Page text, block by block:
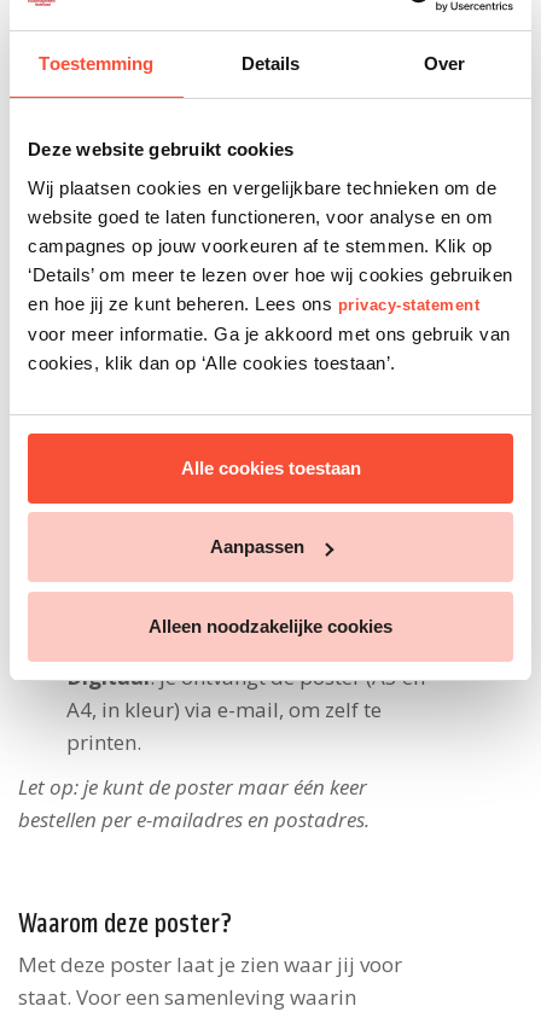
Toestemming Details Over
Deze website gebruikt cookies
Wij plaatsen cookies en vergelijkbare technieken om de
website goed te laten functioneren, voor analyse en om
campagnes op jouw voorkeuren af te stemmen. Klik op
‘Details’ om meer te lezen over hoe wij cookies gebruiken
en hoe jij ze kunt beheren. Lees ons privacy-statement
voor meer informatie. Ga je akkoord met ons gebruik van
cookies, klik dan op ‘Alle cookies toestaan’.
Alle cookies toestaan
Aanpassen
Alleen noodzakelijke cookies
Nadat je de bevestiging hebt ontvangen, zullen we je nog
maximaal vijf mailupdates sturen met inspiratie over wat jij
kunt doen voor vluchtelingen. Uiteraard kun je je hier ook
Nederland gaat zorgvuldig om met je
Laat zien dat samen sterker is!
Spreek je steun uit voor vluchtelingen en
verspreid met ons deze positieve boodschap.
Laat je gegevens achter en vraag gratis
Dat kan op 2 manieren:
Per post: je ontvangt de poster van
Digitaal: je ontvangt de poster (A3 en
A4, in kleur) via e-mail, om zelf te
printen.
Let op: je kunt de poster maar één keer
bestellen per e-mailadres en postadres.
Waarom deze poster?
Met deze poster laat je zien waar jij voor
staat. Voor een samenleving waarin